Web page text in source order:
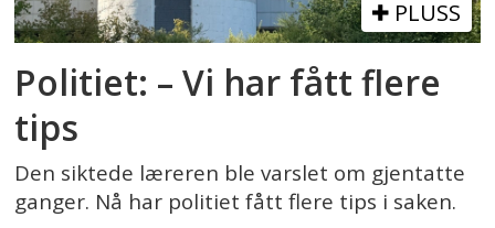
PLUSS
Politiet: – Vi har fått flere
tips
Den siktede læreren ble varslet om gjentatte
ganger. Nå har politiet fått flere tips i saken.